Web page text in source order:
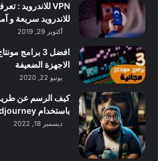
للاندرويد سريعة و
أكتوبر 29, 2019
افضل 3 برامج
الاجهزة الضعيفة
يونيو 22, 2020
كيف الرسم عن
باستخدام midjourney شرح مفصل
ديسمبر 18, 2022